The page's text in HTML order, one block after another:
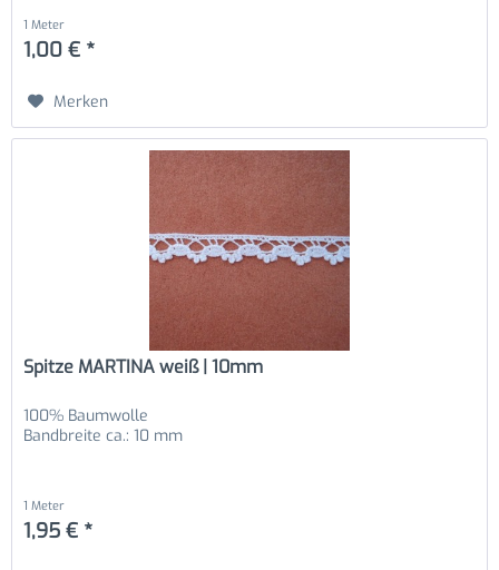
1 Meter
1,00 € *
Merken
Spitze MARTINA weiß | 10mm
100% Baumwolle
Bandbreite ca.: 10 mm
1 Meter
1,95 € *